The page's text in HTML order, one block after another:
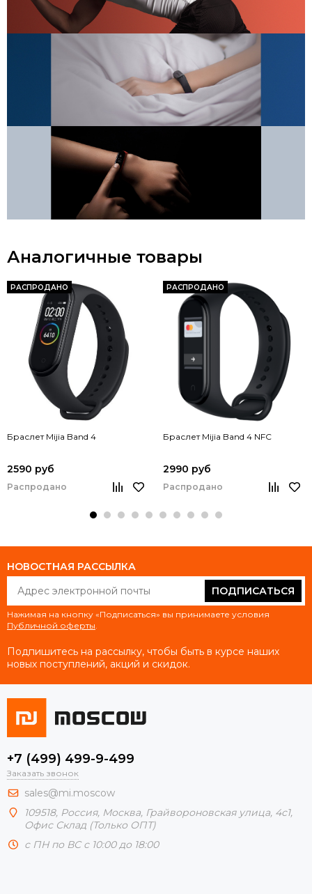
Аналогичные товары
РАСПРОДАНО
Браслет Mijia Band 4
2590 руб
Распродано
РАСПРОДАНО
Браслет Mijia Band 4 NFC
2990 руб
Распродано
НОВОСТНАЯ РАССЫЛКА
ПОДПИСАТЬСЯ
Нажимая на кнопку «Подписаться» вы принимаете условия
Публичной оферты.
Подпишитесь на рассылку, чтобы быть в курсе наших
новых поступлений, акций и скидок.
+7 (499) 499-9-499
Заказать звонок
sales@mi.moscow
109518, Россия, Москва, Грайвороновская улица, 4с1,
Офис Склад (Только ОПТ)
с ПН по ВС с 10:00 до 18:00